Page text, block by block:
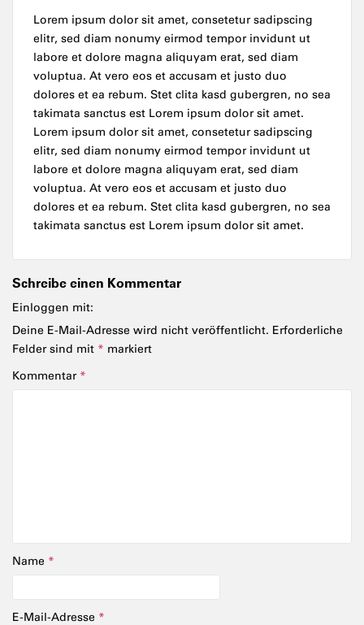
Lorem ipsum dolor sit amet, consetetur sadipscing
elitr, sed diam nonumy eirmod tempor invidunt ut
labore et dolore magna aliquyam erat, sed diam
voluptua. At vero eos et accusam et justo duo
dolores et ea rebum. Stet clita kasd gubergren, no sea
takimata sanctus est Lorem ipsum dolor sit amet.
Lorem ipsum dolor sit amet, consetetur sadipscing
elitr, sed diam nonumy eirmod tempor invidunt ut
labore et dolore magna aliquyam erat, sed diam
voluptua. At vero eos et accusam et justo duo
dolores et ea rebum. Stet clita kasd gubergren, no sea
takimata sanctus est Lorem ipsum dolor sit amet.
Schreibe einen Kommentar
Einloggen mit:
Deine E-Mail-Adresse wird nicht veröffentlicht. Erforderliche
Felder sind mit * markiert
Kommentar *
Name *
E-Mail-Adresse *